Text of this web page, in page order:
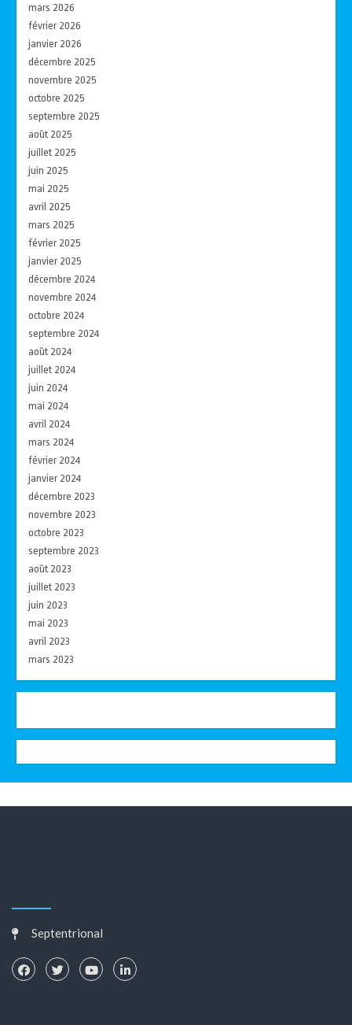
mars 2026
février 2026
janvier 2026
décembre 2025
novembre 2025
octobre 2025
septembre 2025
août 2025
juillet 2025
juin 2025
mai 2025
avril 2025
mars 2025
février 2025
janvier 2025
décembre 2024
novembre 2024
octobre 2024
septembre 2024
août 2024
juillet 2024
juin 2024
mai 2024
avril 2024
mars 2024
février 2024
janvier 2024
décembre 2023
novembre 2023
octobre 2023
septembre 2023
août 2023
juillet 2023
juin 2023
mai 2023
avril 2023
mars 2023
Septentrional